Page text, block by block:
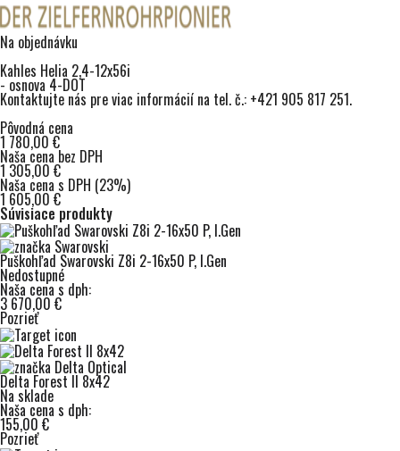
Na objednávku
Kahles Helia 2,4-12x56i
- osnova 4-DOT
Kontaktujte nás pre viac informácií na tel. č.: +421 905 817 251.
Pôvodná cena
1 780,00 €
Naša cena bez DPH
1 305,00 €
Naša cena s DPH (23%)
1 605,00 €
Súvisiace produkty
Puškohľad Swarovski Z8i 2-16x50 P, I.Gen
Nedostupné
Naša cena s dph:
3 670,00 €
Pozrieť
Delta Forest II 8x42
Na sklade
Naša cena s dph:
155,00 €
Pozrieť